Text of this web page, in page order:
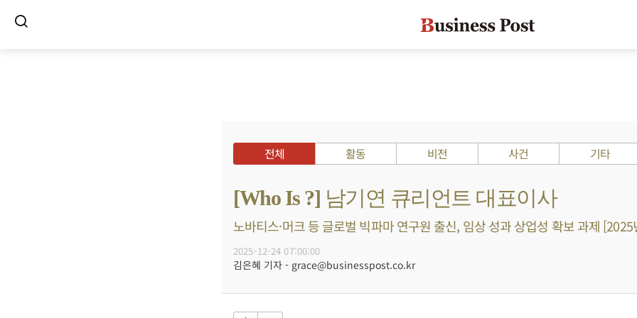
전체 활동 비전 사건 기타
[Who Is ?] 남기연 큐리언트 대표이사
노바티스·머크 등 글로벌 빅파마 연구원 출신, 임상 성과 상업성 확보 과제 [2025
2025-12-24 07:00:00
김은혜 기자 - grace@businesspost.co.kr